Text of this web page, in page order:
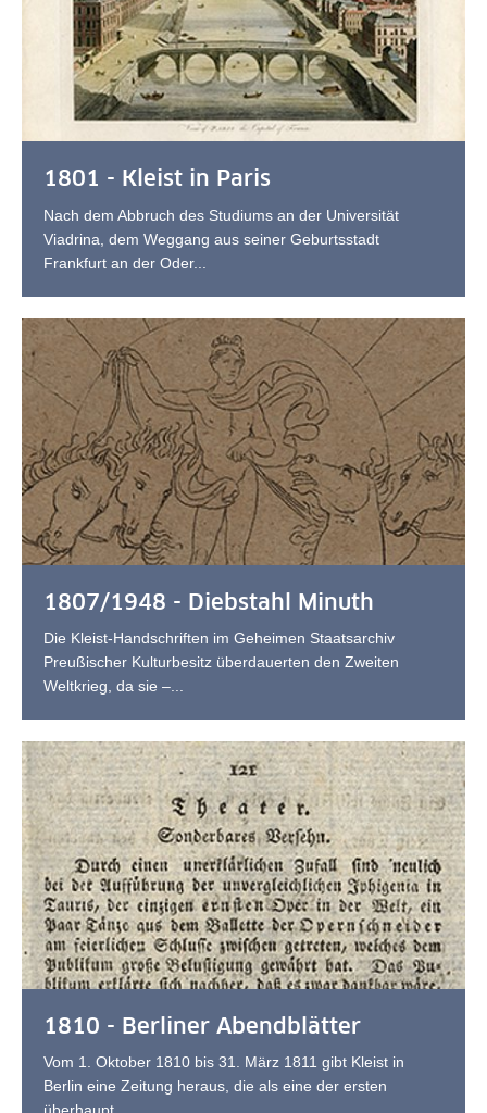
1801 - Kleist in Paris
Nach dem Abbruch des Studiums an der Universität
Viadrina, dem Weggang aus seiner Geburtsstadt
Frankfurt an der Oder...
1807/1948 - Diebstahl Minuth
Die Kleist-Handschriften im Geheimen Staatsarchiv
Preußischer Kulturbesitz überdauerten den Zweiten
Weltkrieg, da sie –...
1810 - Berliner Abendblätter
Vom 1. Oktober 1810 bis 31. März 1811 gibt Kleist in
Berlin eine Zeitung heraus, die als eine der ersten